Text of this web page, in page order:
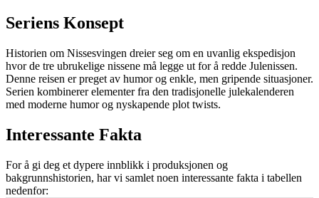
Seriens Konsept
Historien om Nissesvingen dreier seg om en uvanlig ekspedisjon
hvor de tre ubrukelige nissene må legge ut for å redde Julenissen.
Denne reisen er preget av humor og enkle, men gripende situasjoner.
Serien kombinerer elementer fra den tradisjonelle julekalenderen
med moderne humor og nyskapende plot twists.
Interessante Fakta
For å gi deg et dypere innblikk i produksjonen og
bakgrunnshistorien, har vi samlet noen interessante fakta i tabellen
nedenfor: